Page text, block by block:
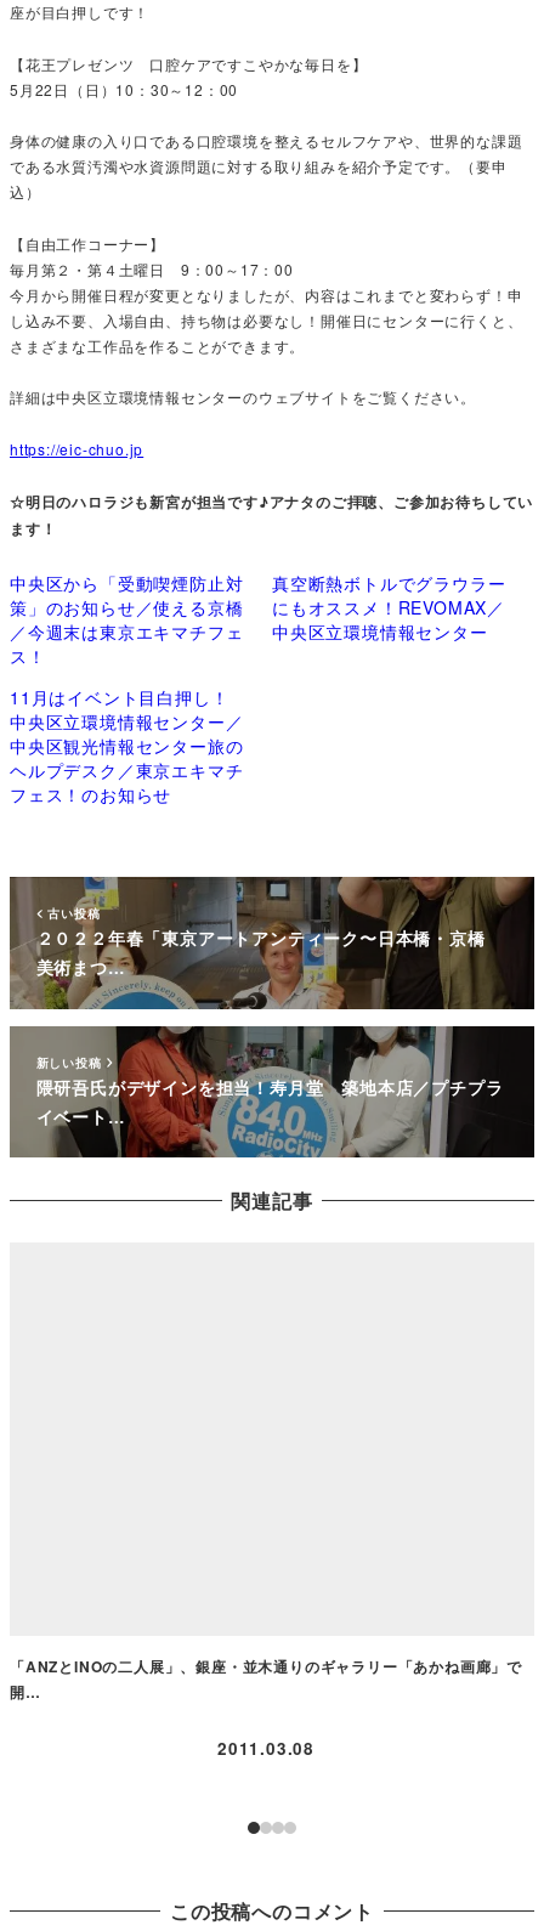
座が目白押しです！
【花王プレゼンツ 口腔ケアですこやかな毎日を】
5月22日（日）10：30～12：00
身体の健康の入り口である口腔環境を整えるセルフケアや、世界的な課題
である水質汚濁や水資源問題に対する取り組みを紹介予定です。（要申
込）
【自由工作コーナー】
毎月第２・第４土曜日 9：00～17：00
今月から開催日程が変更となりましたが、内容はこれまでと変わらず！申
し込み不要、入場自由、持ち物は必要なし！開催日にセンターに行くと、
さまざまな工作品を作ることができます。
詳細は中央区立環境情報センターのウェブサイトをご覧ください。
https://eic-chuo.jp
☆明日のハロラジも新宮が担当です♪アナタのご拝聴、ご参加お待ちしてい
ます！
中央区から「受動喫煙防止対
策」のお知らせ／使える京橋
／今週末は東京エキマチフェ
ス！
真空断熱ボトルでグラウラー
にもオススメ！REVOMAX／
中央区立環境情報センター
11月はイベント目白押し！
中央区立環境情報センター／
中央区観光情報センター旅の
ヘルプデスク／東京エキマチ
フェス！のお知らせ
古い投稿
２０２２年春「東京アートアンティーク〜日本橋・京橋
美術まつ…
新しい投稿
隈研吾氏がデザインを担当！寿月堂 築地本店／プチプラ
イベート…
関連記事
「ANZとINOの二人展」、銀座・並木通りのギャラリー「あかね画廊」で
開…
2011.03.08
この投稿へのコメント